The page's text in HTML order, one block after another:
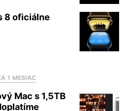
8 oficiálne
1 MESIAC
Mac s 1,5TB